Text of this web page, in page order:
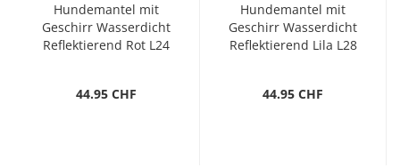
Hundemantel mit
Geschirr Wasserdicht
Reflektierend Rot L24
44.95 CHF
Hundemantel mit
Geschirr Wasserdicht
Reflektierend Lila L28
44.95 CHF